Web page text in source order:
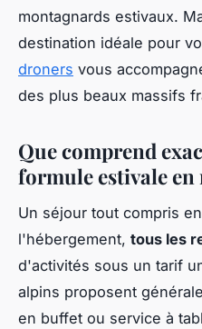
montagnards estivaux.
destination idéale pour
droners vous
des plus beaux massifs
Que comprend
formule estivale en
Un séjour tout compris
l'hébergement, tous les
d'activités sous un tarif
alpins proposent
en buffet ou service à